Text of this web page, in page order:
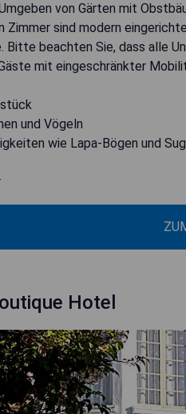
von Gärten mit
sind modern
Bitte beachten Sie, dass alle
mit eingeschränkter
und Vögeln
wie Lapa-Bögen und
Hotel